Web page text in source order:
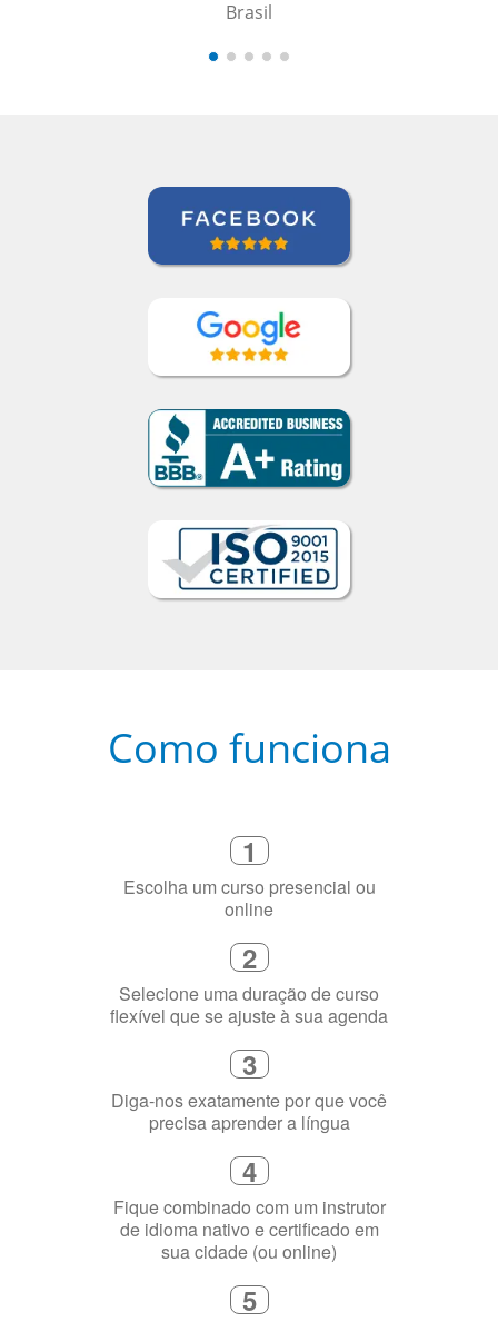
Brasil
Como funciona
1
Escolha um curso presencial ou
online
2
Selecione uma duração de curso
flexível que se ajuste à sua agenda
3
Diga-nos exatamente por que você
precisa aprender a língua
4
Fique combinado com um instrutor
de idioma nativo e certificado em
sua cidade (ou online)
5